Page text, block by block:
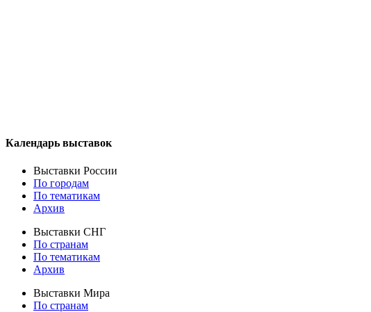
Календарь выставок
Выставки России
По городам
По тематикам
Архив
Выставки СНГ
По странам
По тематикам
Архив
Выставки Мира
По странам